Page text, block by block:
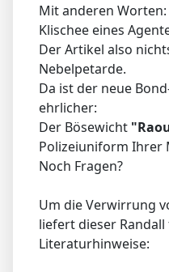
Mit anderen
Klischee eines
Der Artikel also
Nebelpetarde.
Da ist der neue
ehrlicher:
Der Bösewicht
Polizeiuniform Ihrer
Noch Fragen?
Um die Verwirrung
liefert dieser
Literaturhinweise: